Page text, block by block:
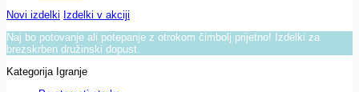
Novi izdelki Izdelki v akciji
Naj bo potovanje ali potepanje z otrokom čimbolj prijetno! Izdelki za
brezskrben družinski dopust.
Kategorija Igranje